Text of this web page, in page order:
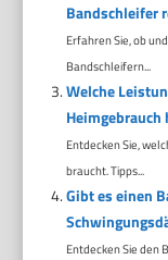
Bandschleifer
Erfahren Sie, ob
Bandschleifern...
Welche
Heimgebrauch
Entdecken Sie,
braucht. Tipps...
Gibt es einen
Entdecken Sie